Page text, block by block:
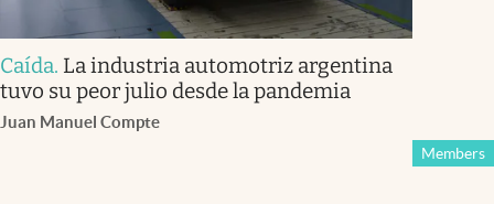
Caída. La industria automotriz argentina
tuvo su peor julio desde la pandemia
Juan Manuel Compte
Members